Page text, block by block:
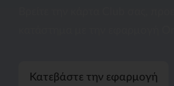
Βρείτε την κάρτα Club σας,
Κατεβάστε την εφαρμογή